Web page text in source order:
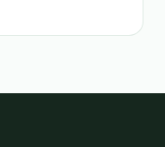
santé. La
du cycle de vie